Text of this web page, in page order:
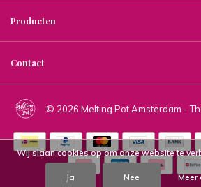
Producten
Contact
© 2026 Melting Pot Amsterdam -
Wij slaan cookies op om onze website te
Ja Nee Meer